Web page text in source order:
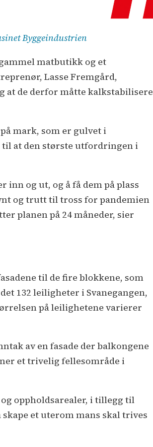
Byggeindustrien
matbutikk og et
Lasse Fremgård,
at de derfor måtte kalkstabilisere
mark, som er gulvet i
at den største utfordringen i
og ut, og å få dem på plass
og trutt til tross for pandemien
planen på 24 måneder, sier
til de fire blokkene, som
132 leiligheter i Svanegangen,
på leilighetene varierer
av en fasade der balkongene
et trivelig fellesområde i
oppholdsarealer, i tillegg til
et uterom mans skal trives